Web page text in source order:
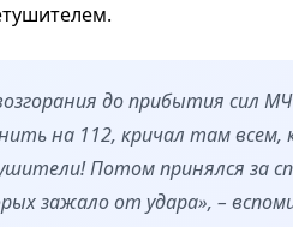
до прибытия сил
на 112, кричал там всем,
Потом принялся за
зажало от удара», –